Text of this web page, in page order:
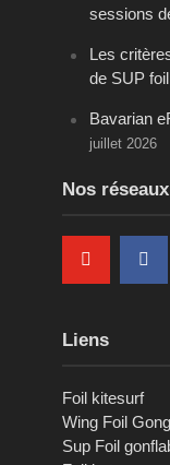
sessions
Les
de SUP foil
Bavarian
juillet 2026
Nos
Liens
Foil kitesurf
Wing Foil Gong
Sup Foil